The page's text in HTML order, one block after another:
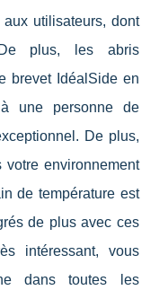
utilisateurs, dont
plus, les abris
brevet IdéalSide en
une personne de
De plus,
environnement
de température est
de plus avec ces
intéressant, vous
dans toutes les